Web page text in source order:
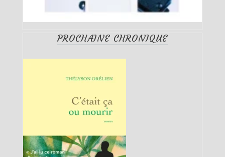
PROCHAINE CHRONIQUE